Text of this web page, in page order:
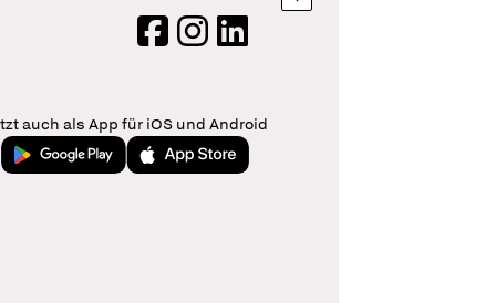
FacebookInstagram
LinkedIn
auch als App für iOS und Android
Jetzt bei Google PlayLaden im App Store